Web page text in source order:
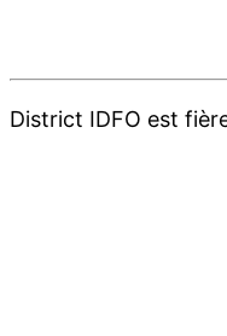
District IDFO est